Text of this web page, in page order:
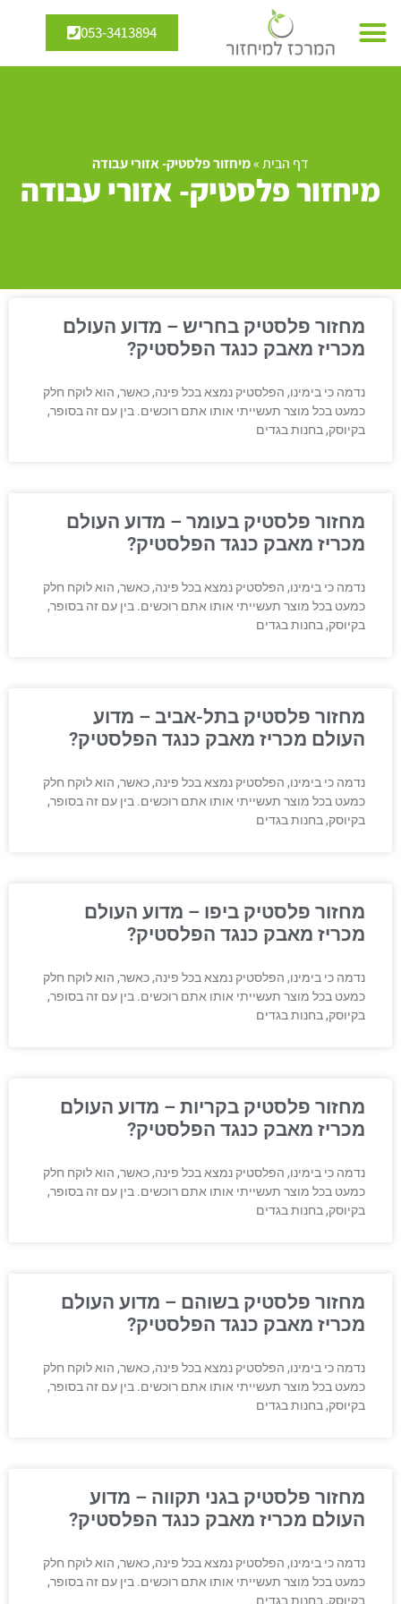
053-3413894
דף הבית»מיחזור פלסטיק- אזורי עבודה
מיחזור פלסטיק- אזורי עבודה
מחזור פלסטיק בחריש – מדוע העולם
מכריז מאבק כנגד הפלסטיק?
נדמה כי בימינו, הפלסטיק נמצא בכל פינה, כאשר, הוא לוקח חלק
כמעט בכל מוצר תעשייתי אותו אתם רוכשים. בין עם זה בסופר,
בקיוסק, בחנות בגדים
מחזור פלסטיק בעומר – מדוע העולם
מכריז מאבק כנגד הפלסטיק?
נדמה כי בימינו, הפלסטיק נמצא בכל פינה, כאשר, הוא לוקח חלק
כמעט בכל מוצר תעשייתי אותו אתם רוכשים. בין עם זה בסופר,
בקיוסק, בחנות בגדים
מחזור פלסטיק בתל-אביב – מדוע
העולם מכריז מאבק כנגד הפלסטיק?
נדמה כי בימינו, הפלסטיק נמצא בכל פינה, כאשר, הוא לוקח חלק
כמעט בכל מוצר תעשייתי אותו אתם רוכשים. בין עם זה בסופר,
בקיוסק, בחנות בגדים
מחזור פלסטיק ביפו – מדוע העולם
מכריז מאבק כנגד הפלסטיק?
נדמה כי בימינו, הפלסטיק נמצא בכל פינה, כאשר, הוא לוקח חלק
כמעט בכל מוצר תעשייתי אותו אתם רוכשים. בין עם זה בסופר,
בקיוסק, בחנות בגדים
מחזור פלסטיק בקריות – מדוע העולם
מכריז מאבק כנגד הפלסטיק?
נדמה כי בימינו, הפלסטיק נמצא בכל פינה, כאשר, הוא לוקח חלק
כמעט בכל מוצר תעשייתי אותו אתם רוכשים. בין עם זה בסופר,
בקיוסק, בחנות בגדים
מחזור פלסטיק בשוהם – מדוע העולם
מכריז מאבק כנגד הפלסטיק?
נדמה כי בימינו, הפלסטיק נמצא בכל פינה, כאשר, הוא לוקח חלק
כמעט בכל מוצר תעשייתי אותו אתם רוכשים. בין עם זה בסופר,
בקיוסק, בחנות בגדים
מחזור פלסטיק בגני תקווה – מדוע
העולם מכריז מאבק כנגד הפלסטיק?
נדמה כי בימינו, הפלסטיק נמצא בכל פינה, כאשר, הוא לוקח חלק
כמעט בכל מוצר תעשייתי אותו אתם רוכשים. בין עם זה בסופר,
בקיוסק, בחנות בגדים